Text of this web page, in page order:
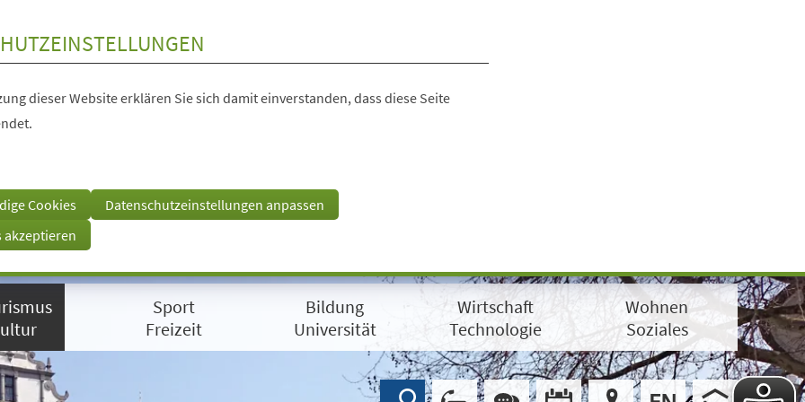
dieser Website erklären Sie sich damit einverstanden, dass diese Seite
Cookies
Datenschutzeinstellungen anpassen
akzeptieren
Sport
Freizeit
Bildung
Universität
Wirtschaft
Technologie
Wohnen
Soziales